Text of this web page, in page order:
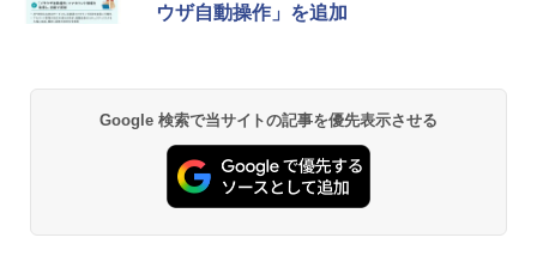
ウザ自動操作」を追加
Google 検索で当サイトの記事を優先表示させる